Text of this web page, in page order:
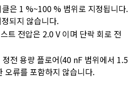
은 1 %~100 % 범위로 지정됩니다.
되지 않습니다.
트 전압은 2.0 V 이며 단락 회로 전
전 용량 플로어(40 nF 범위에서 1.5
오류를 포함하지 않습니다.